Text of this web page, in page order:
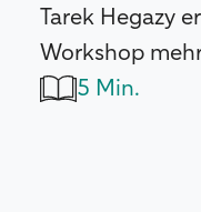
Tarek Hegazy
Workshop
5 Min.